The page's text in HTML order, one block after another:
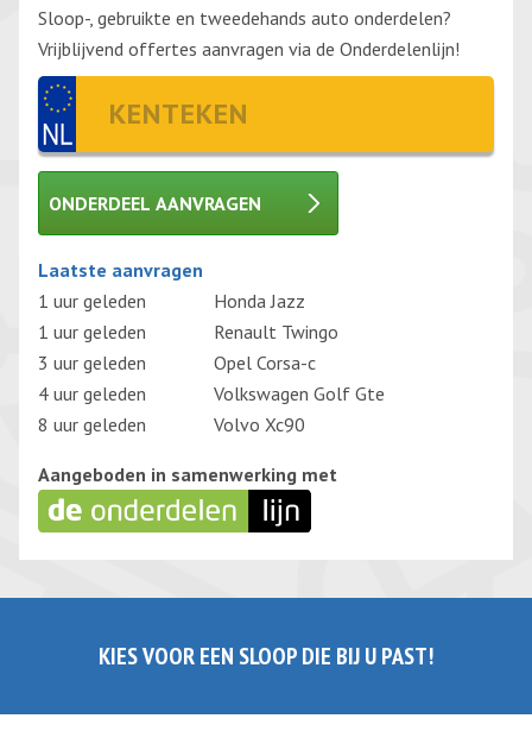
Sloop-, gebruikte en tweedehands auto onderdelen?
Vrijblijvend offertes aanvragen via de Onderdelenlijn!
ONDERDEEL AANVRAGEN
Gelieve dit veld leeg te laten.
Laatste aanvragen
1 uur geleden
Honda Jazz
1 uur geleden
Renault Twingo
3 uur geleden
Opel Corsa-c
4 uur geleden
Volkswagen Golf Gte
8 uur geleden
Volvo Xc90
Aangeboden in samenwerking met
KIES VOOR EEN SLOOP DIE BIJ U PAST!